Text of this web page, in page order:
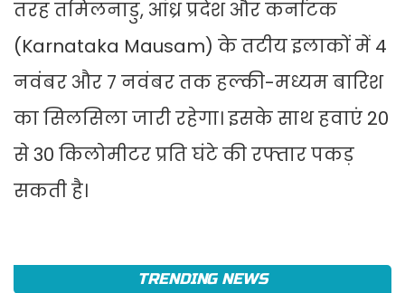
तरह तमिलनाडु, आंध्र प्रदेश और कर्नाटक
(Karnataka Mausam) के तटीय इलाकों में 4
नवंबर और 7 नवंबर तक हल्की-मध्यम बारिश
का सिलसिला जारी रहेगा। इसके साथ हवाएं 20
से 30 किलोमीटर प्रति घंटे की रफ्तार पकड़
सकती है।
TRENDING NEWS